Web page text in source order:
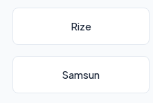
Rize
Samsun